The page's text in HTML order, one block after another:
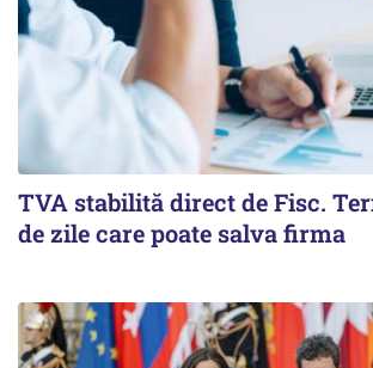
TVA stabilită direct de Fisc.
de zile care poate salva firma